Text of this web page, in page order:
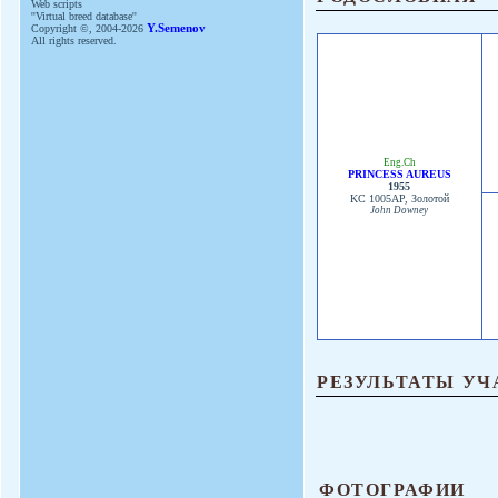
Web scripts
''Virtual breed database''
Copyright ©, 2004-2026 Y.Semenov
All rights reserved.
Eng.Ch
PRINCESS AUREUS
1955
KC 1005AP, Золотой
John Downey
РЕЗУЛЬТАТЫ
ФОТОГРАФИИ